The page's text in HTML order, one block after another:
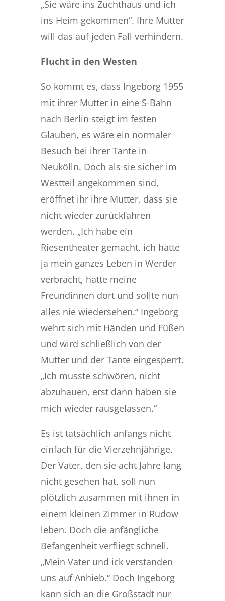
„Sie wäre ins Zuchthaus und ich
ins Heim gekommen“. Ihre Mutter
will das auf jeden Fall verhindern.
Flucht in den Westen
So kommt es, dass Ingeborg 1955
mit ihrer Mutter in eine S-Bahn
nach Berlin steigt im festen
Glauben, es wäre ein normaler
Besuch bei ihrer Tante in
Neukölln. Doch als sie sicher im
Westteil angekommen sind,
eröffnet ihr ihre Mutter, dass sie
nicht wieder zurückfahren
werden. „Ich habe ein
Riesentheater gemacht, ich hatte
ja mein ganzes Leben in Werder
verbracht, hatte meine
Freundinnen dort und sollte nun
alles nie wiedersehen.“ Ingeborg
wehrt sich mit Händen und Füßen
und wird schließlich von der
Mutter und der Tante eingesperrt.
„Ich musste schwören, nicht
abzuhauen, erst dann haben sie
mich wieder rausgelassen.“
Es ist tatsächlich anfangs nicht
einfach für die Vierzehnjährige.
Der Vater, den sie acht Jahre lang
nicht gesehen hat, soll nun
plötzlich zusammen mit ihnen in
einem kleinen Zimmer in Rudow
leben. Doch die anfängliche
Befangenheit verfliegt schnell.
„Mein Vater und ick verstanden
uns auf Anhieb.“ Doch Ingeborg
kann sich an die Großstadt nur